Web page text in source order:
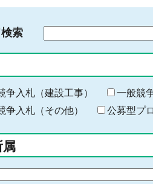
索
る
キ
ー
ー
入
争入札（建設工事） 一般競
争入札（その他）
公募型プ
属